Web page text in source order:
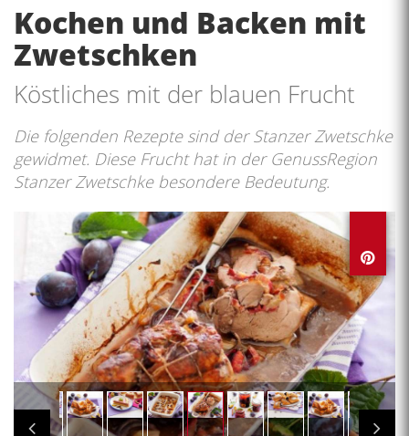
Kochen und Backen mit
Zwetschken
Köstliches mit der blauen Frucht
Die folgenden Rezepte sind der Stanzer Zwetschke
gewidmet. Diese Frucht hat in der GenussRegion
Stanzer Zwetschke besondere Bedeutung.